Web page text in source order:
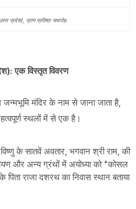
प्रदेश), प्राण प्रतिष्ठा समारोह.
एक विस्तृत विवरण
जन्मभूमि मंदिर के नाम से जाना जाता है,
स्थलों में से एक है।
के सातवें अवतार, भगवान श्री राम, की
और अन्य ग्रंथों में अयोध्या को "कोसल
राजा दशरथ का निवास स्थान बताया